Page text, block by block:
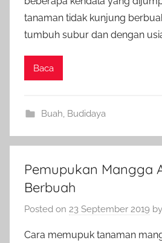
tanaman tidak kunjung
tumbuh subur dan dengan
Baca
Buah, Budidaya
Pemupukan Mangga
Berbuah
Posted on 23 September 2019 by
Cara memupuk tanaman